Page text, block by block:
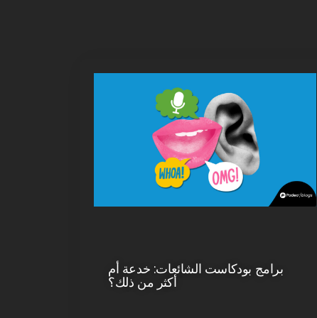
برامج بودكاست الشائعات: خدعة أم
أكثر من ذلك؟